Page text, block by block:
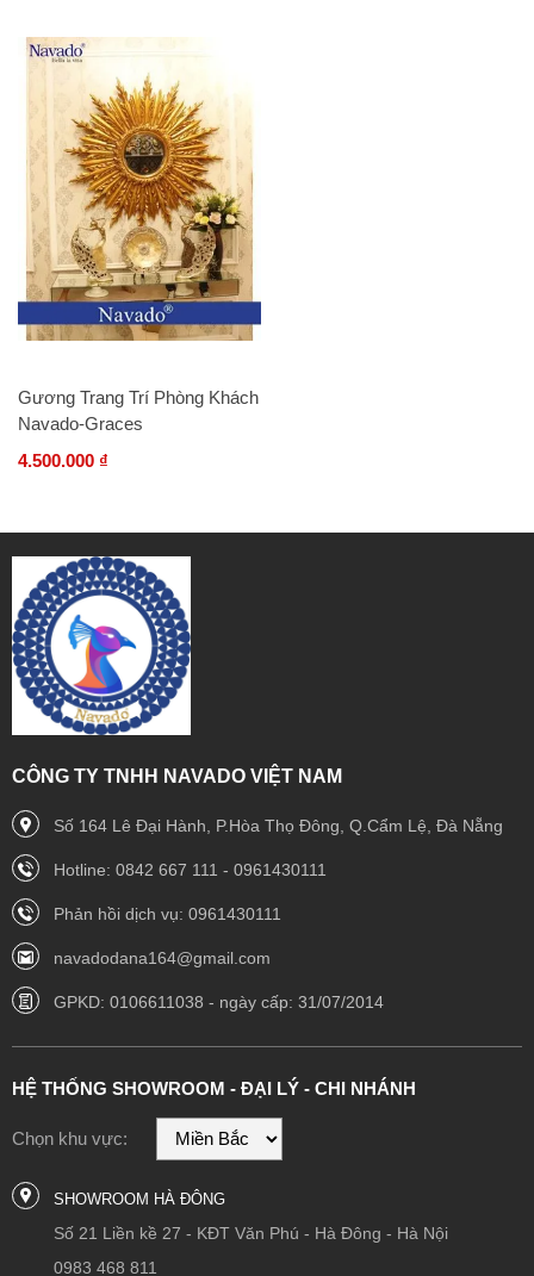
Gương Trang Trí Phòng Khách
Navado-Graces
4.500.000 ₫
CÔNG TY TNHH NAVADO VIỆT NAM
Số 164 Lê Đại Hành, P.Hòa Thọ Đông, Q.Cẩm Lệ, Đà Nẵng
Hotline: 0842 667 111 - 0961430111
Phản hồi dịch vụ: 0961430111
navadodana164@gmail.com
GPKD: 0106611038 - ngày cấp: 31/07/2014
HỆ THỐNG SHOWROOM - ĐẠI LÝ - CHI NHÁNH
Chọn khu vực:
SHOWROOM HÀ ĐÔNG
Số 21 Liền kề 27 - KĐT Văn Phú - Hà Đông - Hà Nội
0983 468 811